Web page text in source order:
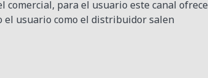
comercial, para el usuario este canal ofrece
el usuario como el distribuidor salen